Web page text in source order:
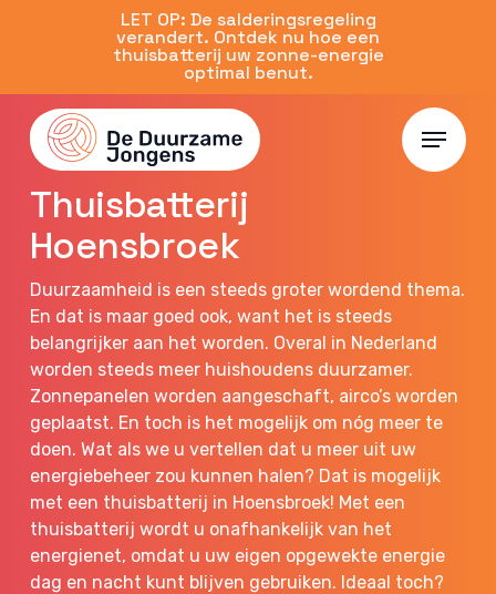
content
LET OP: De salderingsregeling
verandert. Ontdek nu hoe een
thuisbatterij uw zonne-energie
optimal benut.
Menu
Limburg
Thuisbatterij
Hoensbroek
Duurzaamheid is een steeds groter wordend thema.
En dat is maar goed ook, want het is steeds
belangrijker aan het worden. Overal in Nederland
worden steeds meer huishoudens duurzamer.
Zonnepanelen worden aangeschaft, airco’s worden
geplaatst. En toch is het mogelijk om nóg meer te
doen. Wat als we u vertellen dat u meer uit uw
energiebeheer zou kunnen halen? Dat is mogelijk
met een thuisbatterij in Hoensbroek! Met een
thuisbatterij wordt u onafhankelijk van het
energienet, omdat u uw eigen opgewekte energie
dag en nacht kunt blijven gebruiken. Ideaal toch?